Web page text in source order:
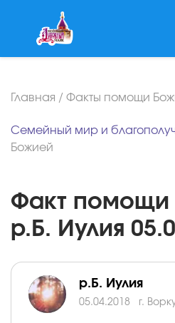
Главная / Факты помощи
Семейный мир и
Божией
Факт помощи
р.Б. Иулия
р.Б. Иулия
05.04.2018 г.